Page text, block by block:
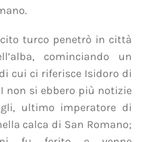
turco penetrò in città
cominciando un
di cui ci riferisce Isidoro di
non si ebbero più notizie
ultimo imperatore di
calca di San Romano;